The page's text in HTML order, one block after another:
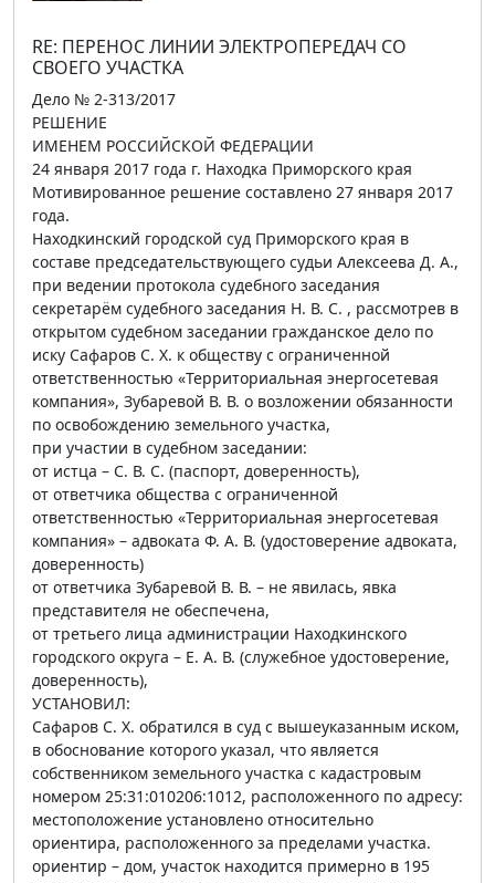
RE: ПЕРЕНОС ЛИНИИ ЭЛЕКТРОПЕРЕДАЧ СО
СВОЕГО УЧАСТКА
Дело № 2-313/2017
РЕШЕНИЕ
ИМЕНЕМ РОССИЙСКОЙ ФЕДЕРАЦИИ
24 января 2017 года г. Находка Приморского края
Мотивированное решение составлено 27 января 2017
года.
Находкинский городской суд Приморского края в
составе председательствующего судьи Алексеева Д. А.,
при ведении протокола судебного заседания
секретарём судебного заседания Н. В. С. , рассмотрев в
открытом судебном заседании гражданское дело по
иску Сафаров С. Х. к обществу с ограниченной
ответственностью «Территориальная энергосетевая
компания», Зубаревой В. В. о возложении обязанности
по освобождению земельного участка,
при участии в судебном заседании:
от истца – С. В. С. (паспорт, доверенность),
от ответчика общества с ограниченной
ответственностью «Территориальная энергосетевая
компания» – адвоката Ф. А. В. (удостоверение адвоката,
доверенность)
от ответчика Зубаревой В. В. – не явилась, явка
представителя не обеспечена,
от третьего лица администрации Находкинского
городского округа – Е. А. В. (служебное удостоверение,
доверенность),
УСТАНОВИЛ:
Сафаров С. Х. обратился в суд с вышеуказанным иском,
в обоснование которого указал, что является
собственником земельного участка с кадастровым
номером 25:31:010206:1012, расположенного по адресу:
местоположение установлено относительно
ориентира, расположенного за пределами участка.
ориентир – дом, участок находится примерно в 195